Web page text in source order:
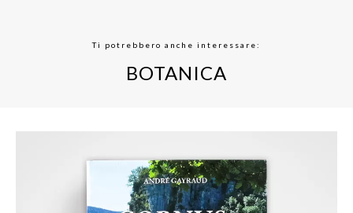
Ti potrebbero anche interessare:
BOTANICA